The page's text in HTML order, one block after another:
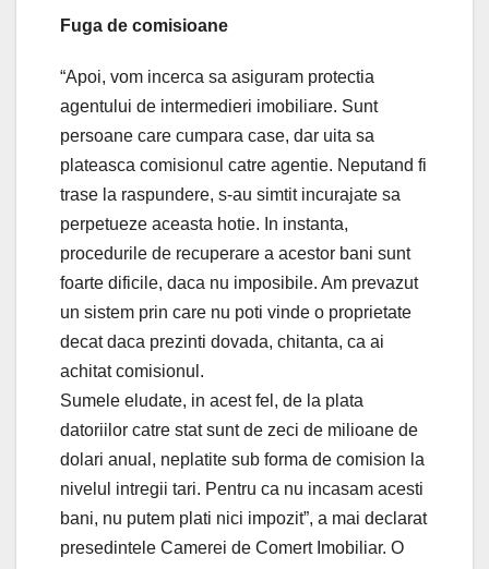
Fuga de comisioane
“Apoi, vom incerca sa asiguram protectia
agentului de intermedieri imobiliare. Sunt
persoane care cumpara case, dar uita sa
plateasca comisionul catre agentie. Neputand fi
trase la raspundere, s-au simtit incurajate sa
perpetueze aceasta hotie. In instanta,
procedurile de recuperare a acestor bani sunt
foarte dificile, daca nu imposibile. Am prevazut
un sistem prin care nu poti vinde o proprietate
decat daca prezinti dovada, chitanta, ca ai
achitat comisionul.
Sumele eludate, in acest fel, de la plata
datoriilor catre stat sunt de zeci de milioane de
dolari anual, neplatite sub forma de comision la
nivelul intregii tari. Pentru ca nu incasam acesti
bani, nu putem plati nici impozit”, a mai declarat
presedintele Camerei de Comert Imobiliar. O